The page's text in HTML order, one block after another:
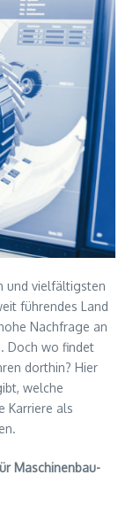
und vielfältigsten
führendes Land
Nachfrage an
Doch wo findet
dorthin? Hier
welche
Karriere als
Maschinenbau-